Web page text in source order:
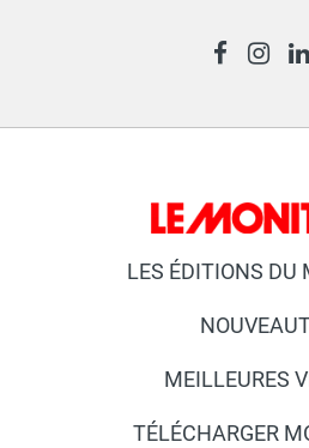
LES ÉDITIONS DU
MEILLEURES
TÉLÉCHARGER